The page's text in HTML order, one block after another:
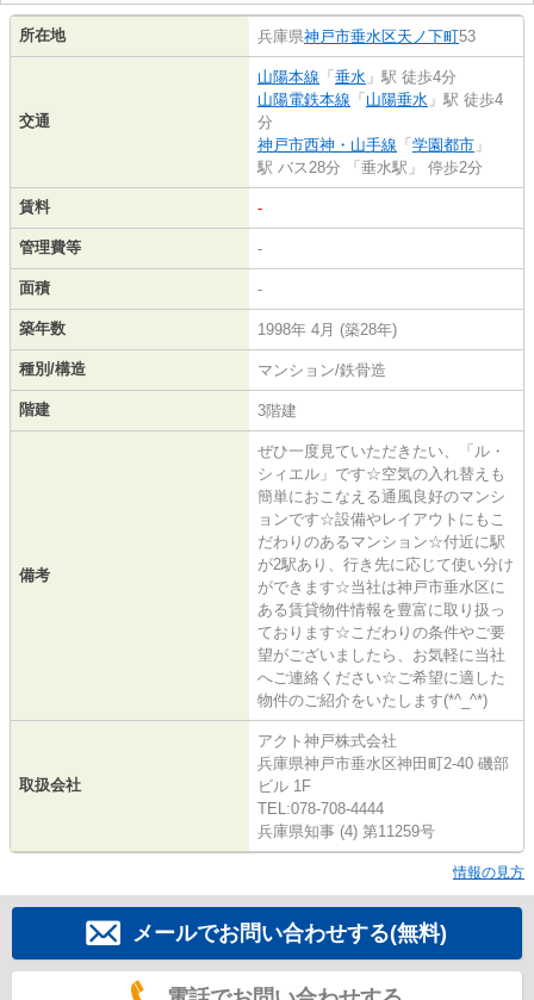
所在地 兵庫県神戸市垂水区天ノ下町53
交通
山陽本線 「 垂水 」駅 徒歩4分
山陽電鉄本線 「 山陽垂水 」駅 徒歩4
分
神戸市西神・山手線 「 学園都市 」
駅 バス28分 「垂水駅」 停歩2分
賃料 -
管理費等 -
面積 -
築年数 1998年 4月 (築28年)
種別/構造 マンション/鉄骨造
階建 3階建
備考
ぜひ一度見ていただきたい、「ル・
シィエル」です☆空気の入れ替えも
簡単におこなえる通風良好のマンシ
ョンです☆設備やレイアウトにもこ
だわりのあるマンション☆付近に駅
が2駅あり、行き先に応じて使い分け
ができます☆当社は神戸市垂水区に
ある賃貸物件情報を豊富に取り扱っ
ております☆こだわりの条件やご要
望がございましたら、お気軽に当社
へご連絡ください☆ご希望に適した
物件のご紹介をいたします(*^_^*)
取扱会社
アクト神戸株式会社
兵庫県神戸市垂水区神田町2-40 磯部
ビル 1F
TEL:078-708-4444
兵庫県知事 (4) 第11259号
情報の見方
メールでお問い合わせする(無料)